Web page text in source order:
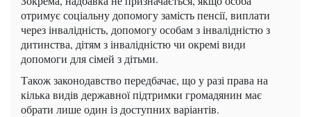
отримує соціальну допомогу замість пенсії, виплати
через інвалідність, допомогу особам з інвалідністю з
дитинства, дітям з інвалідністю чи окремі види
допомоги для сімей з дітьми.
Також законодавство передбачає, що у разі права на
кілька видів державної підтримки громадянин має
обрати лише один із доступних варіантів.